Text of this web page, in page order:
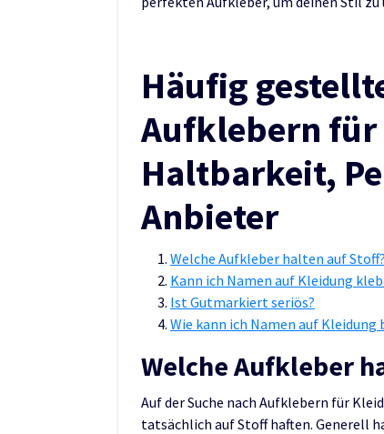
Häufig
Aufklebern
Haltbarkeit,
Anbieter
Welche Aufkleber halten auf Stoff?
Kann ich Namen auf Kleidung
Ist Gutmarkiert seriös?
Wie kann ich Namen auf Kleidung
Welche Aufkleber
Auf der Suche nach Aufklebern für
tatsächlich auf Stoff haften. Generell